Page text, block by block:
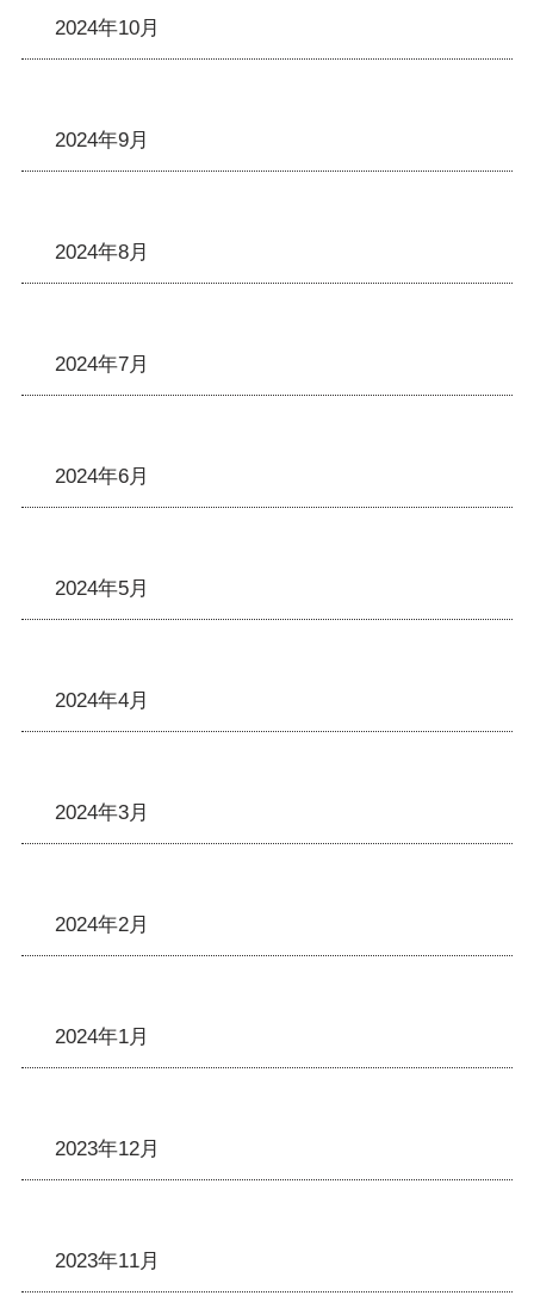
2024年10月
2024年9月
2024年8月
2024年7月
2024年6月
2024年5月
2024年4月
2024年3月
2024年2月
2024年1月
2023年12月
2023年11月